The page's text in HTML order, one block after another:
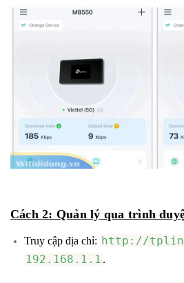
Cách 2: Quản lý qua trình
Truy cập địa chỉ: http://
192.168.1.1 .